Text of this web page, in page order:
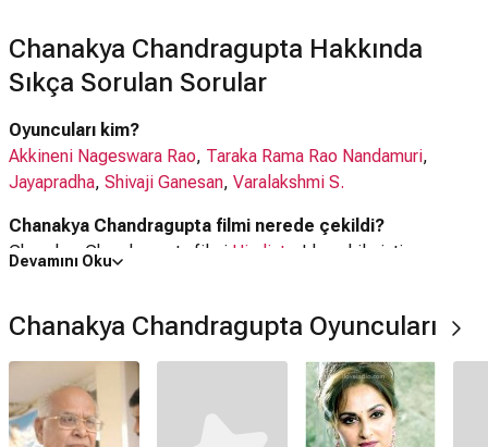
Chanakya Chandragupta Hakkında
Sıkça Sorulan Sorular
Oyuncuları kim?
Akkineni Nageswara Rao, Taraka Rama Rao Nandamuri,
Jayapradha, Shivaji Ganesan, Varalakshmi S.
Chanakya Chandragupta filmi nerede çekildi?
Chanakya Chandragupta filmi Hindistan 'da çekilmiştir.
2 saat 58 dakika
IMDb puanı kaç?
Chanakya Chandragupta filmi hangi tür?
Devamını Oku
Chanakya Chandragupta Oyuncuları